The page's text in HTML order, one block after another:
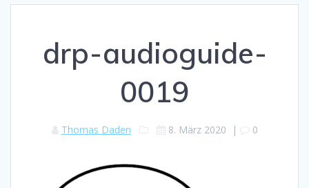
drp-audioguide-
0019
Thomas Daden 8. März 2020 | 0